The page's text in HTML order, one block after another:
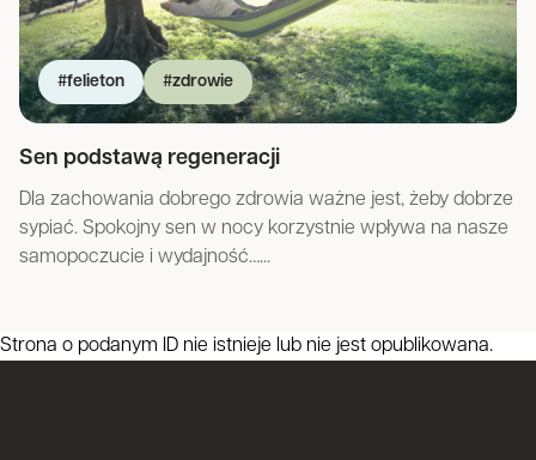
#felieton #zdrowie
Sen podstawą regeneracji
Dla zachowania dobrego zdrowia ważne jest, żeby dobrze
sypiać. Spokojny sen w nocy korzystnie wpływa na nasze
samopoczucie i wydajność…...
Strona o podanym ID nie istnieje lub nie jest opublikowana.